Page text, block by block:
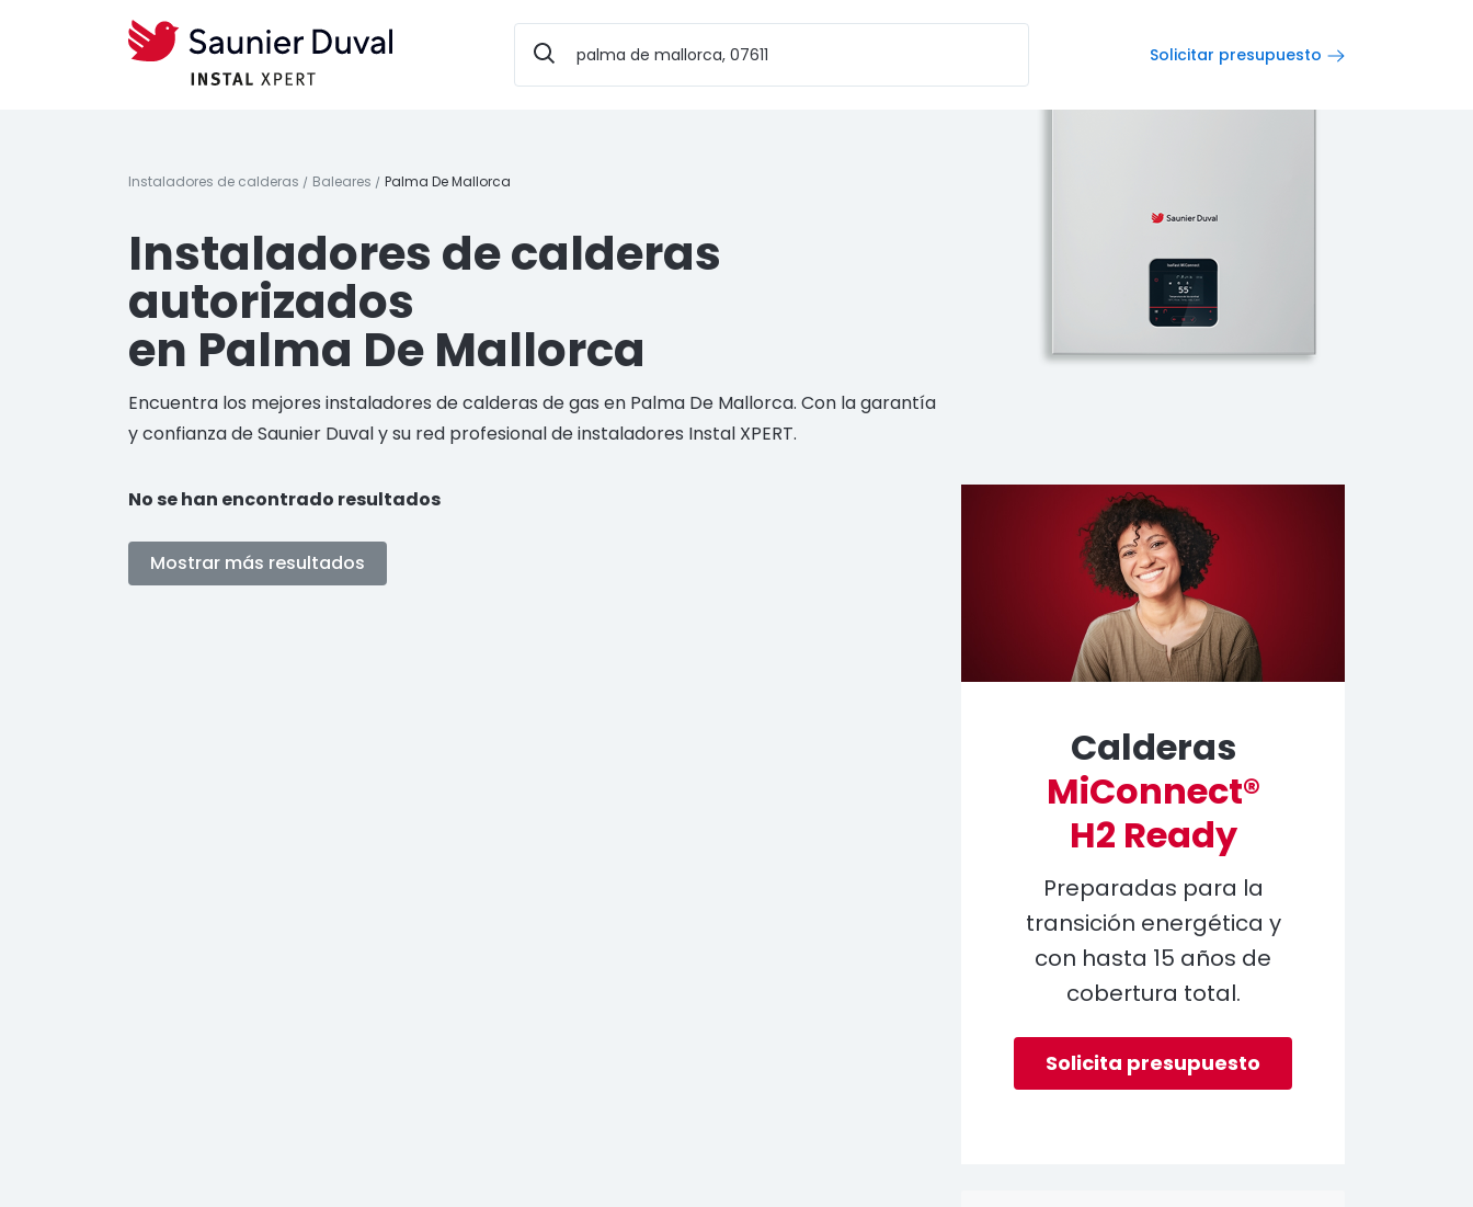
Solicitar presupuesto
Instaladores de calderas Baleares Palma De Mallorca
Instaladores de calderas
autorizados
en Palma De Mallorca
Encuentra los mejores instaladores de calderas de gas en Palma De Mallorca. Con la garantía
y confianza de Saunier Duval y su red profesional de instaladores Instal XPERT.
No se han encontrado resultados
Mostrar más resultados
Calderas
MiConnect®
H2 Ready
Preparadas para la
transición energética y
con hasta 15 años de
cobertura total.
Solicita presupuesto